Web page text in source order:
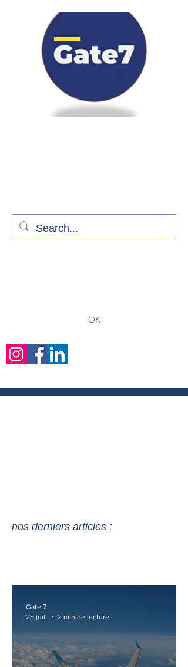
OK
nos derniers articles :
Gate 7
28 juil.
2 min de lecture